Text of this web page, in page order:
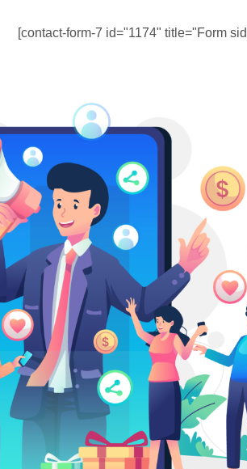
[contact-form-7 id="1174" title="Form